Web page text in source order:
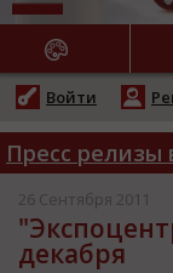
НОВОСТИ
Войти
Пресс релизы
26 Сентября 2011
декабря